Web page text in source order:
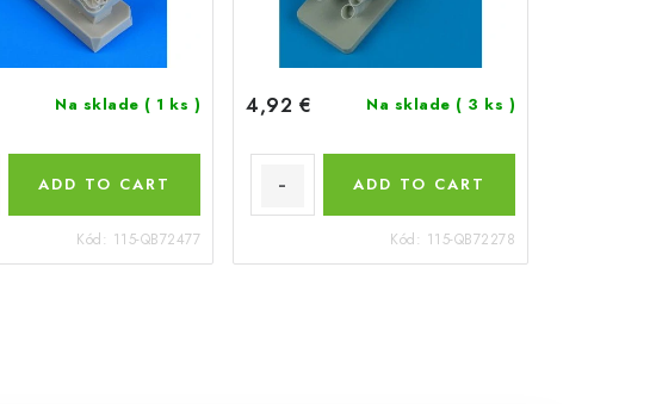
Na sklade ( 1 ks )
ADD TO CART
Kód: 115-QB72477
4,92 € Na sklade ( 3 ks )
ADD TO CART
Kód: 115-QB72278